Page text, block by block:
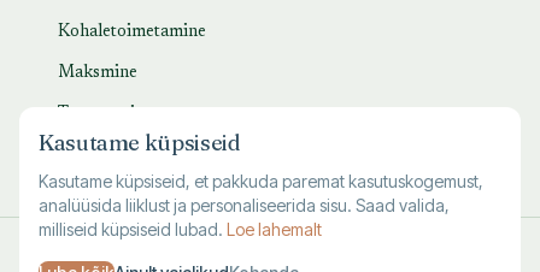
Kohaletoimetamine
Maksmine
KKK
Kasutame küpsiseid
Kasutame küpsiseid, et pakkuda paremat kasutuskogemust,
analüüsida liiklust ja personaliseerida sisu. Saad valida,
milliseid küpsiseid lubad. Loe lahemalt